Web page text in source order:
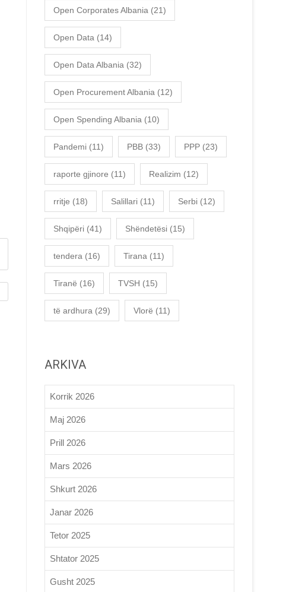
Open Corporates Albania (21)
Open Data (14)
Open Data Albania (32)
Open Procurement Albania (12)
Open Spending Albania (10)
Pandemi (11) PBB (33) PPP (23)
raporte gjinore (11) Realizim (12)
rritje (18) Salillari (11) Serbi (12)
Shqipëri (41) Shëndetësi (15)
tendera (16) Tirana (11)
Tiranë (16) TVSH (15)
të ardhura (29) Vlorë (11)
ARKIVA
Korrik 2026
Maj 2026
Prill 2026
Mars 2026
Shkurt 2026
Janar 2026
Tetor 2025
Shtator 2025
Gusht 2025